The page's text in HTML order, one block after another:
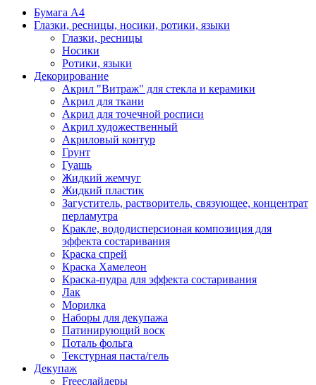
Бумага А4
Глазки, ресницы, носики, ротики, языки
Глазки, ресницы
Носики
Ротики, языки
Декорирование
Акрил "Витраж" для стекла и керамики
Акрил для ткани
Акрил для точечной росписи
Акрил художественный
Акриловый контур
Грунт
Гуашь
Жидкий жемчуг
Жидкий пластик
Загуститель, растворитель, связующее, концентрат
перламутра
Кракле, вододисперсионая композиция для
эффекта состаривания
Краска спрей
Краска Хамелеон
Краска-пудра для эффекта состаривания
Лак
Морилка
Наборы для декупажа
Патинирующий воск
Поталь фольга
Текстурная паста/гель
Декупаж
Freeслайдеры